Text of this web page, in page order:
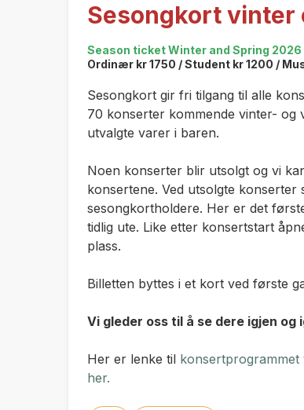
Sesongkort vinter
Season ticket Winter and Spring 2026
Ordinær kr 1750 / Student kr 1200 /
Sesongkort gir fri tilgang til alle
70 konserter kommende vinter- og
utvalgte varer i baren.
Noen konserter blir utsolgt og vi
konsertene. Ved utsolgte konserter
sesongkortholdere. Her er det
tidlig ute. Like etter konsertstart
plass.
Billetten byttes i et kort ved første
Vi gleder oss til å se dere igjen og
Her er lenke til konsertprogrammet
her.